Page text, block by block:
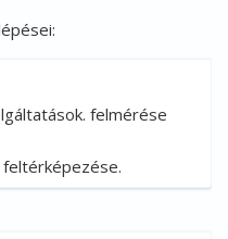
felmérése
feltérképezése.